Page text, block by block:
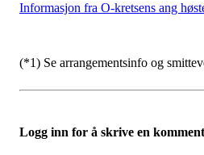
Informasjon fra O-kretsens ang
(*1) Se arrangementsinfo og
Logg inn for å skrive en